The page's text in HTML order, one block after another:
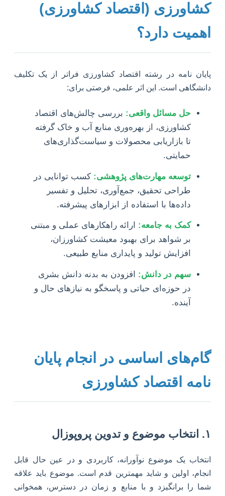
کشاورزی (اقتصاد کشاورزی)
اهمیت دارد؟
پایان نامه در رشته اقتصاد کشاورزی فراتر از یک تکلیف
دانشگاهی است. این اثر علمی، فرصتی برای:
حل مسائل واقعی: بررسی چالش‌های اقتصاد
کشاورزی، از بهره‌وری منابع آب و خاک گرفته
تا بازاریابی محصولات و سیاست‌گذاری‌های
حمایتی.
توسعه مهارت‌های پژوهشی: کسب توانایی در
طراحی تحقیق، جمع‌آوری، تحلیل و تفسیر
داده‌ها با استفاده از ابزارهای پیشرفته.
کمک به جامعه: ارائه راهکارهای عملی و مبتنی
بر شواهد برای بهبود معیشت کشاورزان،
افزایش تولید و پایداری منابع طبیعی.
سهم در دانش: افزودن به بدنه دانش بشری
در حوزه‌ای حیاتی و پاسخگو به نیازهای حال و
آینده.
گام‌های اساسی در انجام پایان
نامه اقتصاد کشاورزی
۱. انتخاب موضوع و تدوین پروپوزال
انتخاب یک موضوع نوآورانه، کاربردی و در عین حال قابل
انجام، اولین و شاید مهمترین قدم است. موضوع باید علاقه
شما را برانگیزد و با منابع و زمان در دسترس، همخوانی